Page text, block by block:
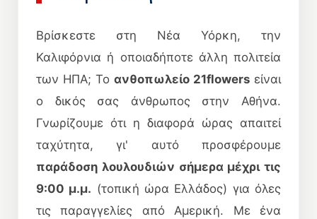
Βρίσκεστε στη Νέα Υόρκη, την
Καλιφόρνια ή οποιαδήποτε άλλη πολιτεία
των ΗΠΑ; Το ανθοπωλείο 21flowers είναι
ο δικός σας άνθρωπος στην Αθήνα.
Γνωρίζουμε ότι η διαφορά ώρας απαιτεί
ταχύτητα, γι' αυτό προσφέρουμε
παράδοση λουλουδιών σήμερα μέχρι τις
9:00 μ.μ. (τοπική ώρα Ελλάδος) για όλες
τις παραγγελίες από Αμερική. Με ένα